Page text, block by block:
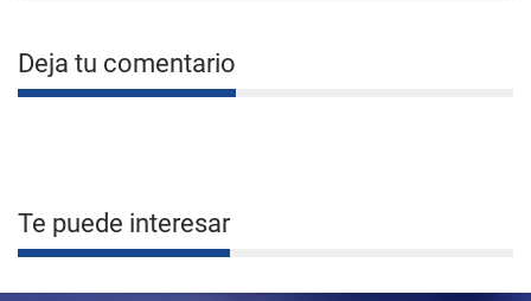
Deja tu comentario
Te puede interesar